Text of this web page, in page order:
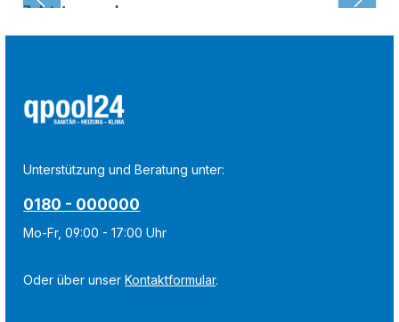
Zuletzt angesehen:
Unterstützung und Beratung unter:
0180 - 000000
Mo-Fr, 09:00 - 17:00 Uhr
Oder über unserKontaktformular.